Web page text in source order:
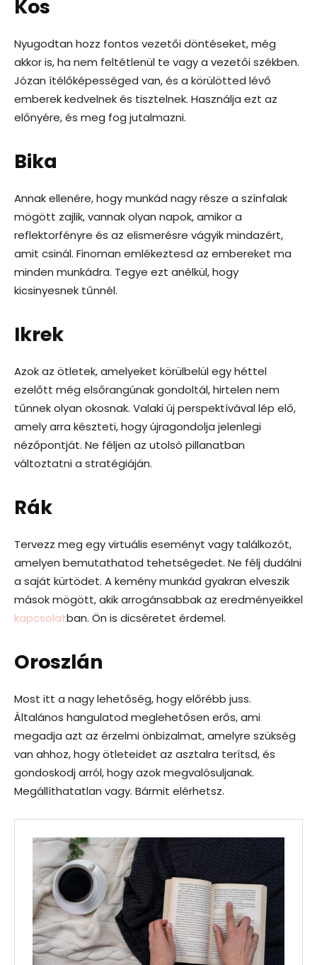
Kos
Nyugodtan hozz fontos vezetői döntéseket, még
akkor is, ha nem feltétlenül te vagy a vezetői székben.
Józan ítélőképességed van, és a körülötted lévő
emberek kedvelnek és tisztelnek. Használja ezt az
előnyére, és meg fog jutalmazni.
Bika
Annak ellenére, hogy munkád nagy része a színfalak
mögött zajlik, vannak olyan napok, amikor a
reflektorfényre és az elismerésre vágyik mindazért,
amit csinál. Finoman emlékeztesd az embereket ma
minden munkádra. Tegye ezt anélkül, hogy
kicsinyesnek tűnnél.
Ikrek
Azok az ötletek, amelyeket körülbelül egy héttel
ezelőtt még elsőrangúnak gondoltál, hirtelen nem
tűnnek olyan okosnak. Valaki új perspektívával lép elő,
amely arra készteti, hogy újragondolja jelenlegi
nézőpontját. Ne féljen az utolsó pillanatban
változtatni a stratégiáján.
Rák
Tervezz meg egy virtuális eseményt vagy találkozót,
amelyen bemutathatod tehetségedet. Ne félj dudálni
a saját kürtödet. A kemény munkád gyakran elveszik
mások mögött, akik arrogánsabbak az eredményeikkel
kapcsolatban. Ön is dicséretet érdemel.
Oroszlán
Most itt a nagy lehetőség, hogy előrébb juss.
Általános hangulatod meglehetősen erős, ami
megadja azt az érzelmi önbizalmat, amelyre szükség
van ahhoz, hogy ötleteidet az asztalra terítsd, és
gondoskodj arról, hogy azok megvalósuljanak.
Megállíthatatlan vagy. Bármit elérhetsz.